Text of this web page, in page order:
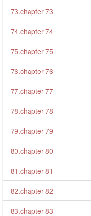
73.chapter 73
74.chapter 74
75.chapter 75
76.chapter 76
77.chapter 77
78.chapter 78
79.chapter 79
80.chapter 80
81.chapter 81
82.chapter 82
83.chapter 83